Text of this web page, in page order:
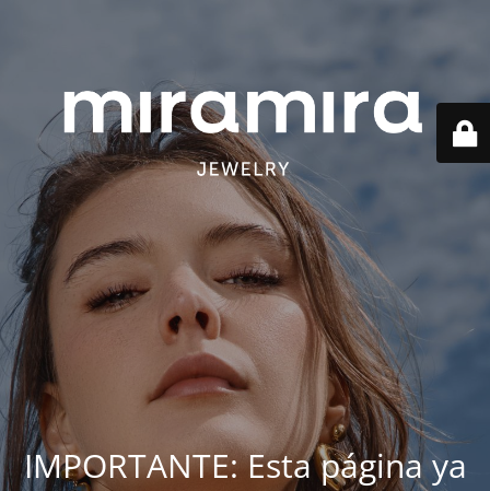
IMPORTANTE: Esta página ya